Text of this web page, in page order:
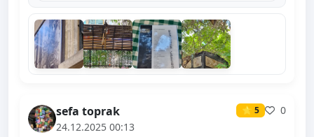
sefa toprak ⭐ 5
0
24.12.2025 00:13